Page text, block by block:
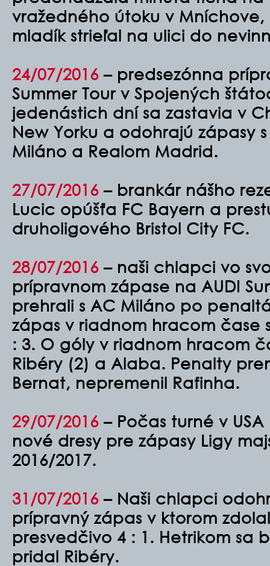
vražedného útoku v Mníchove,
mladík strieľal na ulici do
24/07/2016 – predsezónna
Summer Tour v Spojených
jedenástich dní sa zastavia v
New Yorku a odohrajú zápasy
Miláno a Realom Madrid.
27/07/2016 – brankár nášho
Lucic opúšťa FC Bayern a
druholigového Bristol City FC.
28/07/2016 – naši chlapci vo
prípravnom zápase na AUDI
prehrali s AC Miláno po
zápas v riadnom hracom čase
: 3. O góly v riadnom hracom
Ribéry (2) a Alaba. Penalty
Bernat, nepremenil Rafinha.
29/07/2016 – Počas turné v
nové dresy pre zápasy Ligy
2016/2017.
31/07/2016 – Naši chlapci
prípravný zápas v ktorom
presvedčivo 4 : 1. Hetrikom sa
pridal Ribéry.